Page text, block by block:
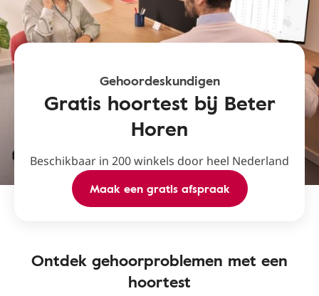
Gehoordeskundigen
Gratis hoortest bij Beter
Horen
Beschikbaar in 200 winkels door heel Nederland
Maak een gratis afspraak
Ontdek gehoorproblemen met een
hoortest